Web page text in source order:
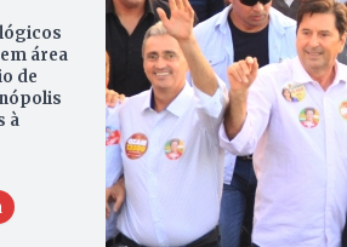
área
de
à